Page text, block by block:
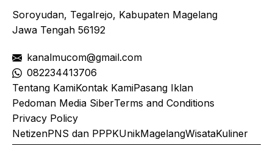
Soroyudan, Tegalrejo, Kabupaten Magelang
Jawa Tengah 56192
kanalmucom@gmail.com
082234413706
Tentang KamiKontak KamiPasang Iklan
Pedoman Media SiberTerms and Conditions
Privacy Policy
NetizenPNS dan PPPKUnikMagelangWisataKuliner